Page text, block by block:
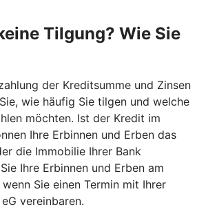
Tilgung? Wie Sie
der Kreditsumme und Zinsen
wie häufig Sie tilgen und welche
möchten. Ist der Kredit im
Ihre Erbinnen und Erben das
die Immobilie Ihrer Bank
Ihre Erbinnen und Erben am
Sie einen Termin mit Ihrer
vereinbaren.